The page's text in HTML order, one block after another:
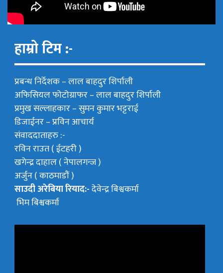
हाम्रो टिम :-
प्रबन्ध निर्देशक –लाल बाहदुर शिर्पाली
अफिसियल फोटोग्राफर –लाल बाहदुर शिर्पाली
प्रमुख सल्लाहकार –सुमन कुमार भट्टराई
डिजाईनर – प्रविन आचार्य
संवाददाताहरु :-
रविन राउत ( ईटहरी )
खगेन्द्र दाहाल ( नेपालगन्ज )
अर्जुन ( काठमाडौं )
साउदी अरेबिया रियाद:-देवेन्द्र बिश्वकर्मा
भिम बिश्वकर्मा